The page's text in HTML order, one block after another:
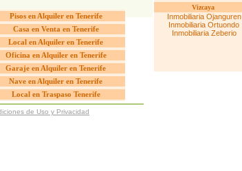
Pisos en Alquiler en Tenerife
Casa en Venta en Tenerife
Local en Alquiler en Tenerife
Oficina en Alquiler en Tenerife
Garaje en Alquiler en Tenerife
Nave en Alquiler en Tenerife
Local en Traspaso Tenerife
de Uso y Privacidad
Vizcaya
Inmobiliaria Ojanguren
Inmobiliaria Ortuondo
Inmobiliaria Zeberio